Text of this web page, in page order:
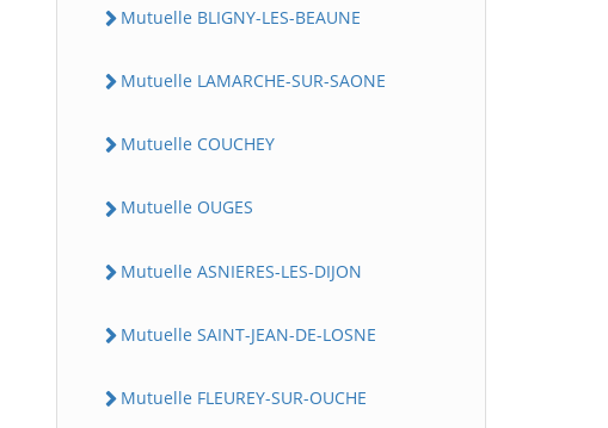
Mutuelle BLIGNY-LES-BEAUNE
Mutuelle LAMARCHE-SUR-SAONE
Mutuelle COUCHEY
Mutuelle OUGES
Mutuelle ASNIERES-LES-DIJON
Mutuelle SAINT-JEAN-DE-LOSNE
Mutuelle FLEUREY-SUR-OUCHE